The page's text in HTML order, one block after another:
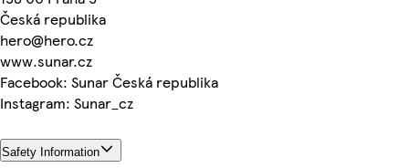
Česká republika
hero@hero.cz
www.sunar.cz
Facebook: Sunar Česká republika
Instagram: Sunar_cz
Safety Information